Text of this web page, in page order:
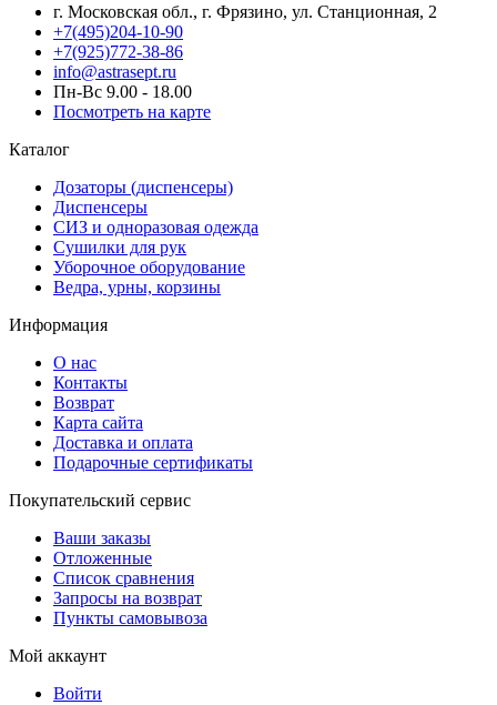
г. Московская обл., г. Фрязино, ул. Станционная, 2
+7(495)204-10-90
+7(925)772-38-86
info@astrasept.ru
Пн-Вс 9.00 - 18.00
Посмотреть на карте
Каталог
Дозаторы (диспенсеры)
Диспенсеры
СИЗ и одноразовая одежда
Сушилки для рук
Уборочное оборудование
Ведра, урны, корзины
Информация
О нас
Контакты
Возврат
Карта сайта
Доставка и оплата
Подарочные сертификаты
Покупательский сервис
Ваши заказы
Отложенные
Список сравнения
Запросы на возврат
Пункты самовывоза
Мой аккаунт
Войти